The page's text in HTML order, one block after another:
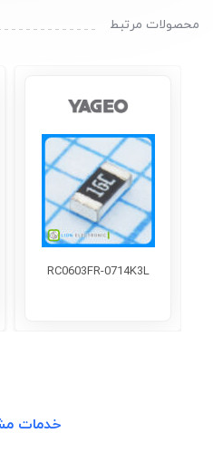
محصولات مرتبط
RC0603FR-0714K3L
خدمات